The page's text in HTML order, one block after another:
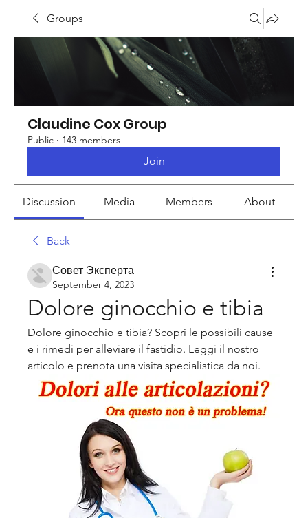
Groups
Claudine Cox Group
Public · 143 members
Join
Discussion Media Members About
Back
Совет Эксперта
September 4, 2023
Dolore ginocchio e tibia
Dolore ginocchio e tibia? Scopri le possibili cause
e i rimedi per alleviare il fastidio. Leggi il nostro
articolo e prenota una visita specialistica da noi.